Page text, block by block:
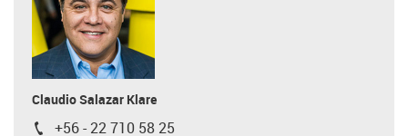
Claudio Salazar Klare
igus-icon-phone
+56 - 22 710 58 25